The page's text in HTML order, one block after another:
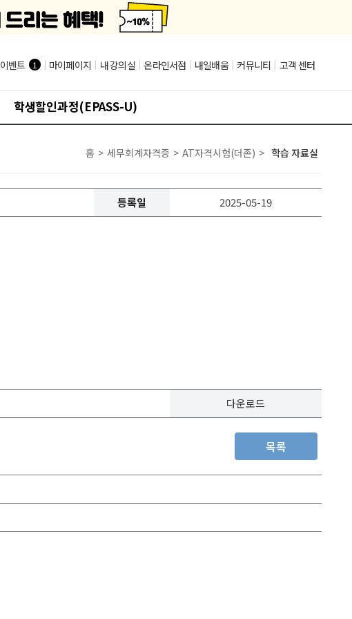
이벤트 1 | 마이페이지 | 내 강의실 | 온라인서점 | 내일배움 | 커뮤니티 | 고객 센터
학생할인과정(EPASS-U)
홈 > 세무회계자격증 > AT자격시험(더존) > 학습 자료실
등록일 2025-05-19
다운로드
목록